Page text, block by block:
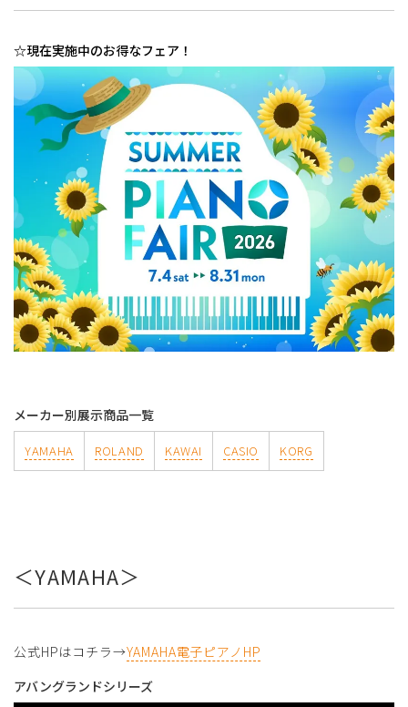
☆現在実施中のお得なフェア！
メーカー別展示商品一覧
YAMAHA ROLAND KAWAI CASIO KORG
＜YAMAHA＞
公式HPはコチラ→YAMAHA電子ピアノHP
アバングランドシリーズ